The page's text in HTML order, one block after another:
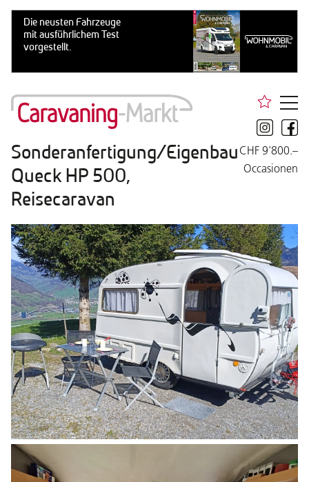
Sonderanfertigung/Eigenbau
Queck HP 500,
Reisecaravan
CHF 9'800.–
Occasionen